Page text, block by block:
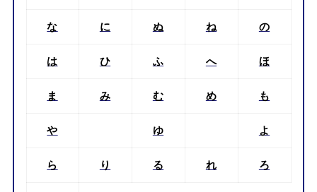
な に ぬ ね の
は ひ ふ へ ほ
ま み む め も
や ゆ よ
ら り る れ ろ